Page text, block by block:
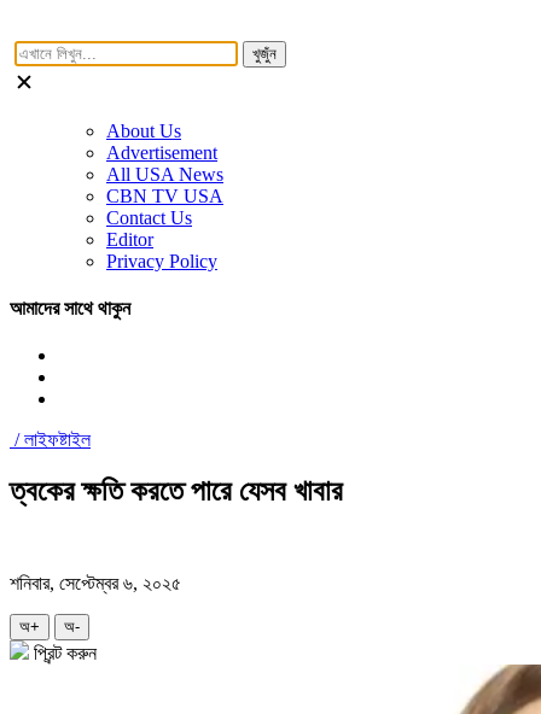
খুজুঁন
About Us
Advertisement
All USA News
CBN TV USA
Contact Us
Editor
Privacy Policy
আমাদের সাথে থাকুন
/লাইফষ্টাইল
ত্বকের ক্ষতি করতে পারে যেসব খাবার
শনিবার, সেপ্টেম্বর ৬, ২০২৫
অ+ অ-
প্রিন্ট করুন